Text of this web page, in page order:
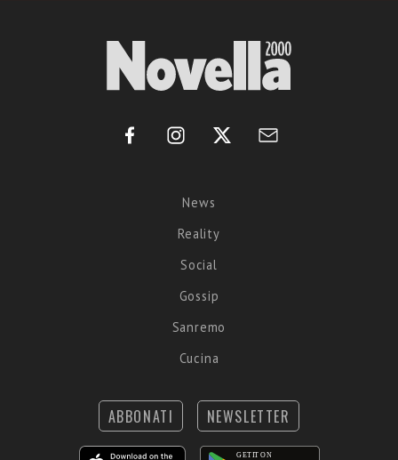
News
Reality
Social
Gossip
Sanremo
Cucina
ABBONATI NEWSLETTER